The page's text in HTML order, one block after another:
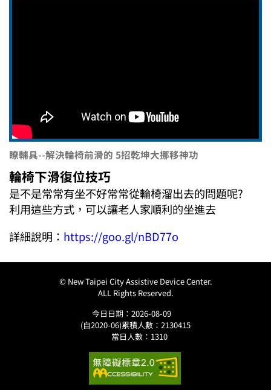
瞭輔具--解決輪椅前滑的 5招乾坤大挪移神功
輪椅下滑復位技巧
是不是常常有坐不好常常從輪椅溜出去的問題呢?
利用這些方式，可以讓老人家順利的坐進去
詳細說明： https://goo.gl/nBD77o
© New Taipei City Assistive Device Center.
ALL Rights Reserved.
今日日期：2026-08-09
(自2020-06)累積人數：2130415
當日人數：1310